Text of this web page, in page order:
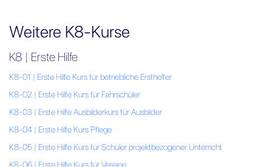
Weitere K8-Kurse
K8 | Erste Hilfe
K8-01 | Erste Hilfe Kurs für betriebliche Ersthelfer
K8-02 | Erste Hilfe Kurs für Fahrschüler
K8-03 | Erste Hilfe Ausbilderkurs für Ausbilder
K8-04 | Erste Hilfe Kurs Pflege
K8-05 | Erste Hilfe Kurs für Schüler projektbezogener Unterricht
K8-06 | Erste Hilfe Kurs für Vereine